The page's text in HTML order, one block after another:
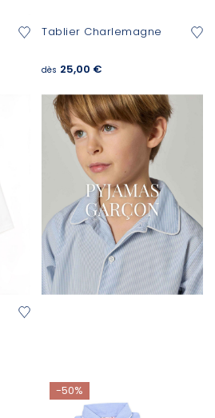
Tablier Charlemagne
dès 25,00 €
-50%